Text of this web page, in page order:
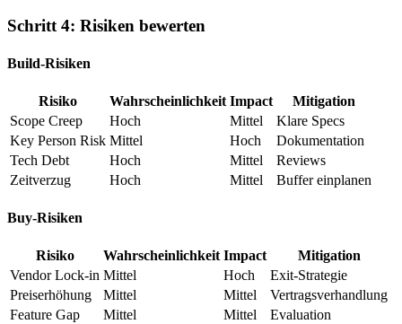
Schritt 4: Risiken bewerten
Build-Risiken
Risiko Wahrscheinlichkeit Impact
Mitigation
Scope Creep
Hoch Mittel
Klare Specs
Key Person Risk Mittel Hoch
Dokumentation
Tech Debt
Hoch Mittel
Reviews
Zeitverzug
Hoch Mittel Buffer einplanen
Buy-Risiken
Risiko Wahrscheinlichkeit Impact
Mitigation
Vendor Lock-in Mittel Hoch
Exit-Strategie
Preiserhöhung
Mittel Mittel
Vertragsverhandlung
Feature Gap
Mittel Mittel
Evaluation